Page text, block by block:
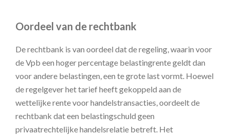
Oordeel van de rechtbank
De rechtbank is van oordeel dat de regeling, waarin voor
de Vpb een hoger percentage belastingrente geldt dan
voor andere belastingen, een te grote last vormt. Hoewel
de regelgever het tarief heeft gekoppeld aan de
wettelijke rente voor handelstransacties, oordeelt de
rechtbank dat een belastingschuld geen
privaatrechtelijke handelsrelatie betreft. Het